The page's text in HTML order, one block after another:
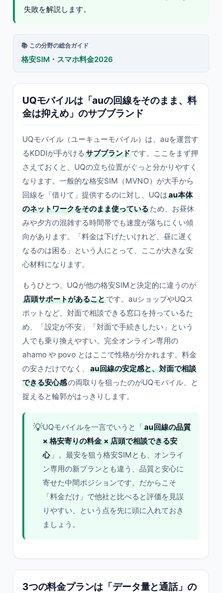
失敗を解説します。
📚 この分野の総合ガイド
格安SIM・スマホ料金2026
UQモバイルは「auの回線をそのまま、料
金は抑えめ」のサブブランド
UQモバイル（ユーキューモバイル）は、auを運営す
るKDDIが手がける サブブランドです。ここをまず押
さえておくと、UQの立ち位置がぐっと分かりやすく
なります。一般的な格安SIM（MVNO）が大手から
回線を「借りて」提供するのに対し、UQはau本体
のネットワークをそのまま使っているため、お昼休
みや夕方の混雑する時間帯でも速度が落ちにくい傾
向があります。「料金は下げたいけれど、昼に遅く
なるのは困る」という人にとって、ここが大きな安
心材料になります。
もうひとつ、UQが他の格安SIMと決定的に違うのが
店頭サポートがあることです。auショップやUQス
ポットなど、対面で相談できる窓口を持っているた
め、「設定が不安」「対面で手続きしたい」という
人でも乗り換えやすい。完全オンライン専用の
ahamo や povo とはここで性格が分かれます。料金
の安さだけでなく、
au回線の安定感と、対面で相談
できる安心感の両取りを狙ったのがUQモバイル、と
捉えると輪郭がはっきりします。
💡UQモバイルを一言でいうと「au回線の品質
× 格安寄りの料金 × 店頭で相談できる安
心 」。最安を狙う格安SIMとも、オンライ
ン専用の新プランとも違う、品質と安心に
寄せた中間ポジションです。だからこそ
「料金だけ」で他社と比べると評価を見誤
りやすい、という点を先に頭に入れておき
ましょう。
3つの料金プランは「データ量と通話」の